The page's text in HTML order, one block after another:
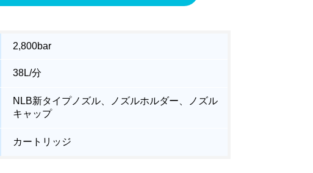
2,800bar
38L/分
NLB新タイプノズル、ノズルホルダー、ノズル
キャップ
カートリッジ